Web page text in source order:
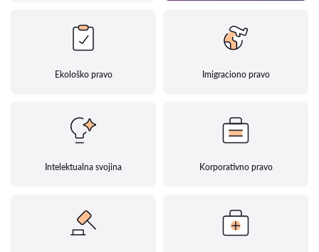
Ekološko pravo Imigraciono pravo
Intelektualna svojina Korporativno pravo